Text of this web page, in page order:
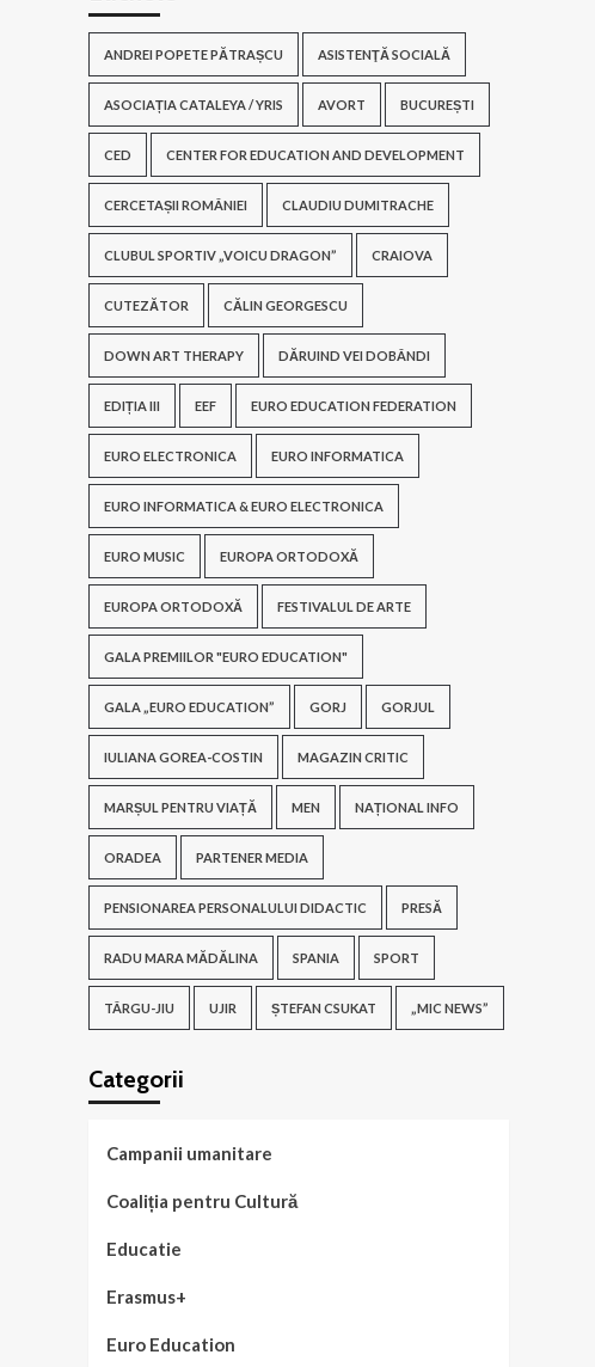
ANDREI POPETE PĂTRAȘCU ASISTENŢĂ SOCIALĂ
ASOCIAȚIA CATALEYA / YRIS AVORT BUCUREȘTI
CED CENTER FOR EDUCATION AND DEVELOPMENT
CERCETAȘII ROMÂNIEI CLAUDIU DUMITRACHE
CLUBUL SPORTIV „VOICU DRAGON” CRAIOVA
CUTEZĂTOR CĂLIN GEORGESCU
DOWN ART THERAPY DĂRUIND VEI DOBÂNDI
EDIȚIA III EEF EURO EDUCATION FEDERATION
EURO ELECTRONICA EURO INFORMATICA
EURO INFORMATICA & EURO ELECTRONICA
EURO MUSIC EUROPA ORTODOXĂ
EUROPA ORTODOXĂ FESTIVALUL DE ARTE
GALA PREMIILOR "EURO EDUCATION"
GALA „EURO EDUCATION” GORJ GORJUL
IULIANA GOREA-COSTIN MAGAZIN CRITIC
MARȘUL PENTRU VIAȚĂ MEN NAȚIONAL INFO
ORADEA PARTENER MEDIA
PENSIONAREA PERSONALULUI DIDACTIC PRESĂ
RADU MARA MĂDĂLINA SPANIA SPORT
TÂRGU-JIU UJIR ȘTEFAN CSUKAT „MIC NEWS”
Categorii
Campanii umanitare
Coaliția pentru Cultură
Educatie
Erasmus+
Euro Education